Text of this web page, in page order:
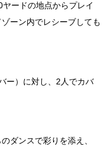
ードの地点からプレイ
ーン内でレシーブしても
ー）に対し、2人でカバ
ダンスで彩りを添え、